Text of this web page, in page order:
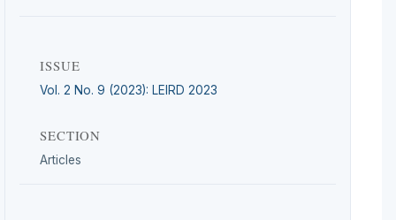
ISSUE
Vol. 2 No. 9 (2023): LEIRD 2023
SECTION
Articles